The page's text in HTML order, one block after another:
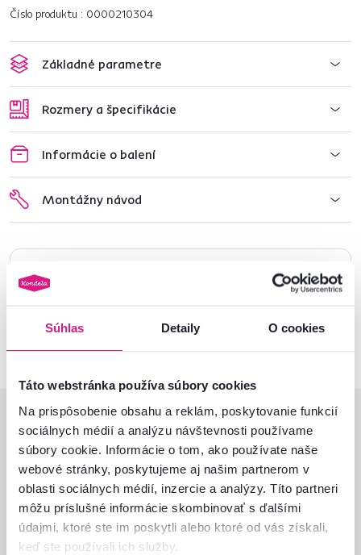
Súhlas Detaily O cookies
Táto webstránka používa súbory cookies
Na prispôsobenie obsahu a reklám, poskytovanie funkcií
sociálnych médií a analýzu návštevnosti používame
súbory cookie. Informácie o tom, ako používate naše
webové stránky, poskytujeme aj našim partnerom v
oblasti sociálnych médií, inzercie a analýzy. Títo partneri
môžu príslušné informácie skombinovať s ďalšími
údajmi, ktoré ste im poskytli alebo ktoré od vás získali,
keď ste používali ich služby.
Číslo produktu : 0000210304
Základné parametre
Rozmery a špecifikácie
Informácie o balení
Montážny návod
Nenašli ste požadované informácie?
02/ 40 100 100 Spustiť chat
Hodnotenia produktu
5,0
3recenzie
Jednoduchosť montáže
Kvalita výrobku
Zodpovedá očakávaniam
Pomer hodnoty a ceny